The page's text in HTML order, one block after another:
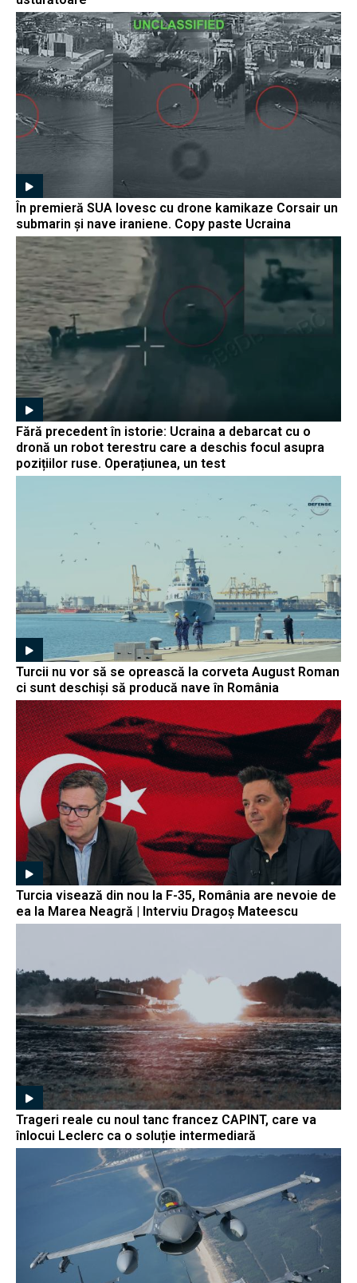
În premieră SUA lovesc cu drone kamikaze Corsair un
submarin și nave iraniene. Copy paste Ucraina
Fără precedent în istorie: Ucraina a debarcat cu o
dronă un robot terestru care a deschis focul asupra
pozițiilor ruse. Operațiunea, un test
Turcii nu vor să se oprească la corveta August Roman
ci sunt deschiși să producă nave în România
Turcia visează din nou la F-35, România are nevoie de
ea la Marea Neagră | Interviu Dragoș Mateescu
Trageri reale cu noul tanc francez CAPINT, care va
înlocui Leclerc ca o soluție intermediară